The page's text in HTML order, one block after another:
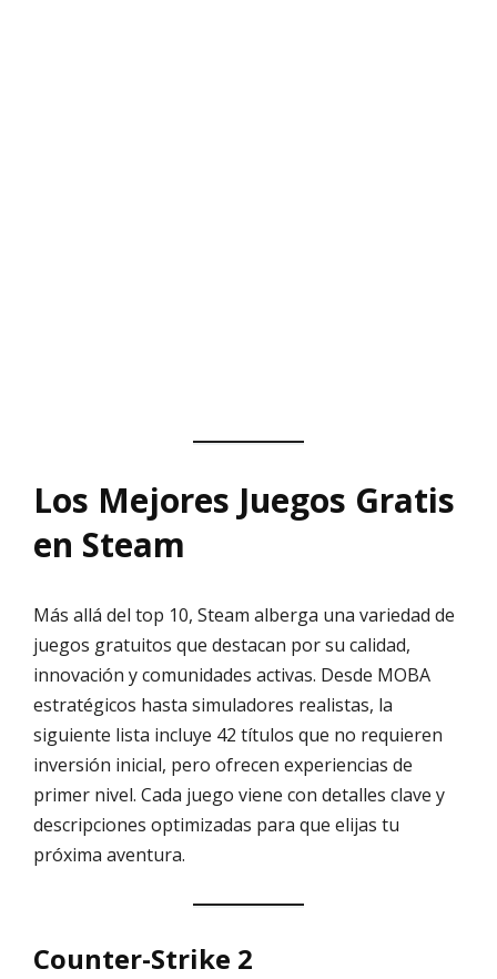
Los Mejores Juegos Gratis
en Steam
Más allá del top 10, Steam alberga una variedad de
juegos gratuitos que destacan por su calidad,
innovación y comunidades activas. Desde MOBA
estratégicos hasta simuladores realistas, la
siguiente lista incluye 42 títulos que no requieren
inversión inicial, pero ofrecen experiencias de
primer nivel. Cada juego viene con detalles clave y
descripciones optimizadas para que elijas tu
próxima aventura.
Counter-Strike 2